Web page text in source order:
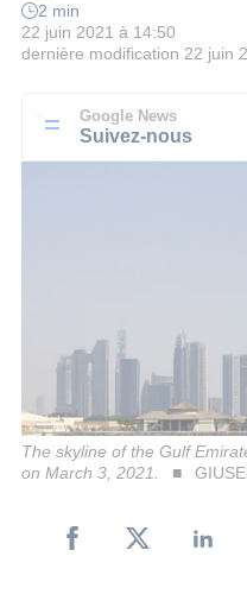
2 min
22 juin 2021 à 14:50
dernière modification 22 juin
Google News
Suivez-nous
The skyline of the Gulf
on March 3, 2021.